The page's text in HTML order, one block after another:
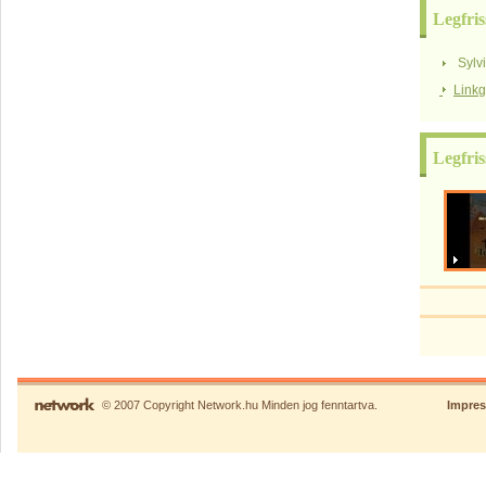
© 2007 Copyright Network.hu Minden jog fenntartva.